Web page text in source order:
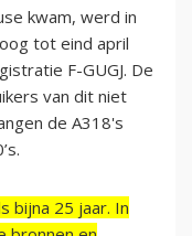
kwam, werd in
tot eind april
F-GUGJ. De
van dit niet
de A318's
bijna 25 jaar. In